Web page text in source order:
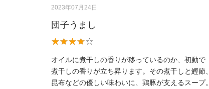
2023年07月24日
団子うまし
オイルに煮干しの香りが移っているのか、初動で
煮干しの香りが立ち昇ります。その煮干しと鰹節、
昆布などの優しい味わいに、鶏豚が支えるスープ。